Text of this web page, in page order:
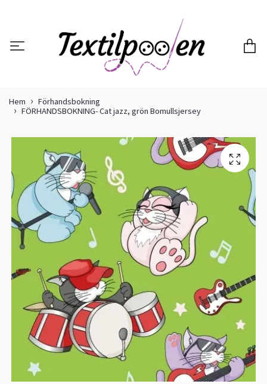
Hem
Förhandsbokning
FÖRHANDSBOKNING- Cat jazz, grön Bomullsjersey